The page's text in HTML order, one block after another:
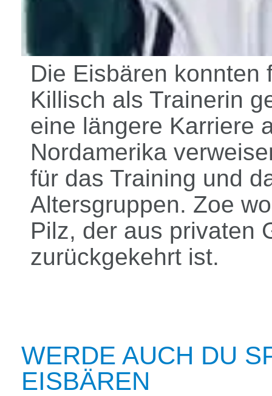
Die Eisbären konnten
Killisch als Trainerin
eine längere Karriere
Nordamerika
für das Training und
Altersgruppen. Zoe
Pilz, der aus privaten
zurückgekehrt ist.
WERDE AUCH DU
EISBÄREN